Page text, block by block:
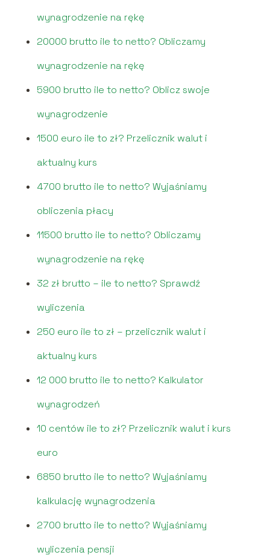
wynagrodzenie na rękę
20000 brutto ile to netto? Obliczamy
wynagrodzenie na rękę
5900 brutto ile to netto? Oblicz swoje
wynagrodzenie
1500 euro ile to zł? Przelicznik walut i
aktualny kurs
4700 brutto ile to netto? Wyjaśniamy
obliczenia płacy
11500 brutto ile to netto? Obliczamy
wynagrodzenie na rękę
32 zł brutto – ile to netto? Sprawdź
wyliczenia
250 euro ile to zł – przelicznik walut i
aktualny kurs
12 000 brutto ile to netto? Kalkulator
wynagrodzeń
10 centów ile to zł? Przelicznik walut i kurs
euro
6850 brutto ile to netto? Wyjaśniamy
kalkulację wynagrodzenia
2700 brutto ile to netto? Wyjaśniamy
wyliczenia pensji